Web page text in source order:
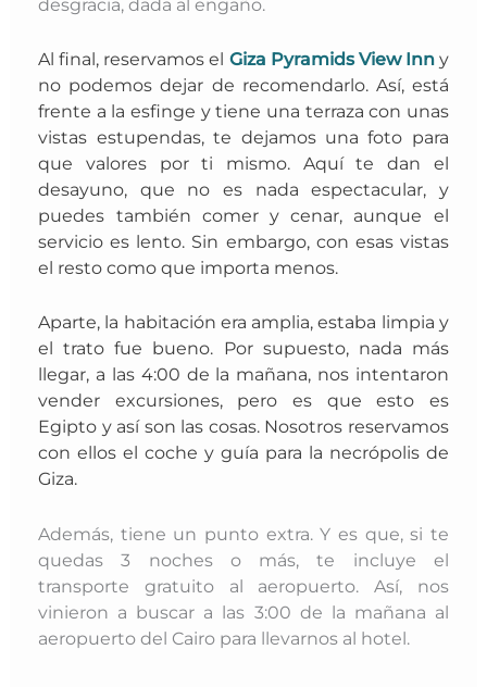
Al final, reservamos el Giza Pyramids View Inny
no podemos dejar de recomendarlo. Así, está
frente a la esfinge y tiene una terraza con unas
vistas estupendas, te dejamos una foto para
que valores por ti mismo. Aquí te dan el
desayuno, que no es nada espectacular, y
puedes también comer y cenar, aunque el
servicio es lento. Sin embargo, con esas vistas
el resto como que importa menos.
Aparte, la habitación era amplia, estaba limpia y
el trato fue bueno. Por supuesto, nada más
llegar, a las 4:00 de la mañana, nos intentaron
vender excursiones, pero es que esto es
Egipto y así son las cosas. Nosotros reservamos
con ellos el coche y guía para la necrópolis de
Giza.
Además, tiene un punto extra. Y es que, si te
quedas 3 noches o más, te incluye el
transporte gratuito al aeropuerto. Así, nos
vinieron a buscar a las 3:00 de la mañana al
aeropuerto del Cairo para llevarnos al hotel.